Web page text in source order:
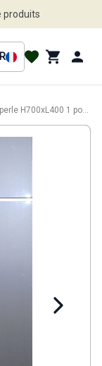
produits
Tiroir- Kit Tiroir Vendu séparement.